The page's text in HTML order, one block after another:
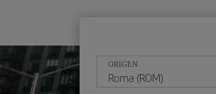
ORIGEN